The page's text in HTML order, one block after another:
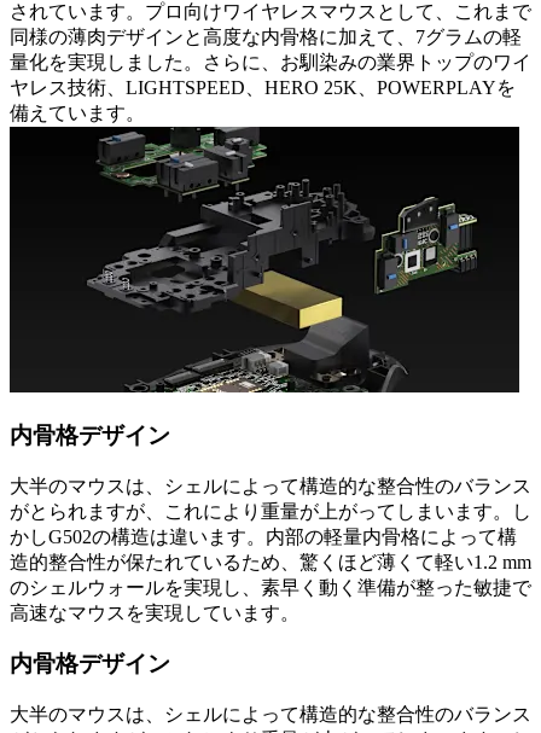
されています。プロ向けワイヤレスマウスとして、これまで
同様の薄肉デザインと高度な内骨格に加えて、7グラムの軽
量化を実現しました。さらに、お馴染みの業界トップのワイ
ヤレス技術、LIGHTSPEED、HERO 25K、POWERPLAYを
備えています。
内骨格デザイン
大半のマウスは、シェルによって構造的な整合性のバランス
がとられますが、これにより重量が上がってしまいます。し
かしG502の構造は違います。内部の軽量内骨格によって構
造的整合性が保たれているため、驚くほど薄くて軽い1.2 mm
のシェルウォールを実現し、素早く動く準備が整った敏捷で
高速なマウスを実現しています。
内骨格デザイン
大半のマウスは、シェルによって構造的な整合性のバランス